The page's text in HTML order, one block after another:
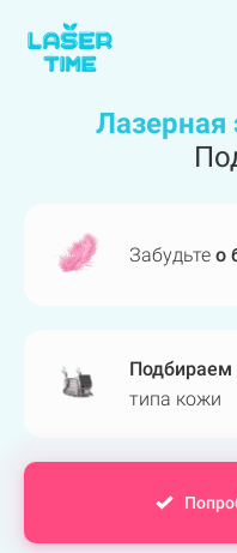
Лазерная
Забудьте о
Подбираем
типа кожи